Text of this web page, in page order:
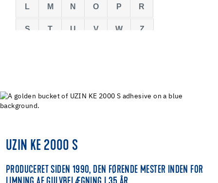
UZIN KE 2000 S
PRODUCERET SIDEN 1990, DEN FØRENDE MESTER INDEN FOR